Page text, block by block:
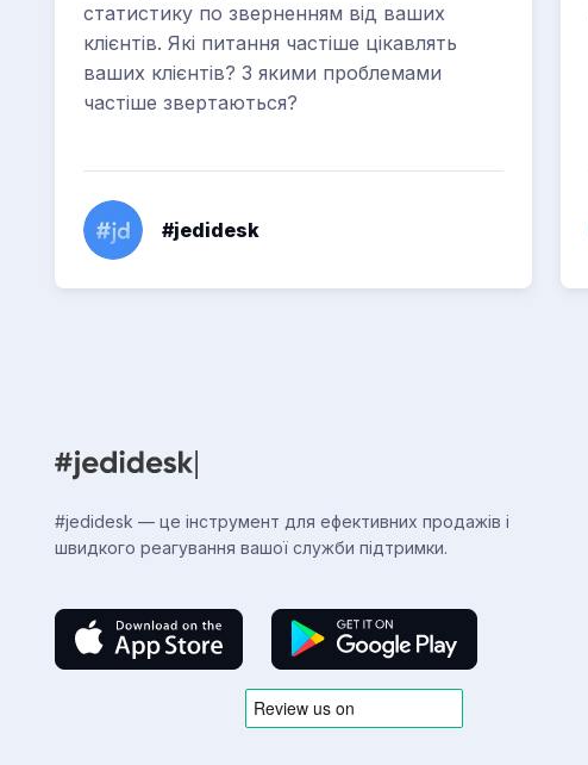
статистику по зверненням від ваших
клієнтів. Які питання частіше цікавлять
ваших клієнтів? З якими проблемами
частіше звертаються?
#jedidesk
#jedidesk — це інструмент для ефективних продажів і
швидкого реагування вашої служби підтримки.